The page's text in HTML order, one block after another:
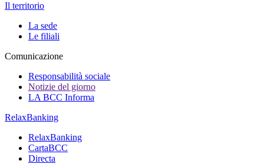
Il territorio
La sede
Le filiali
Comunicazione
Responsabilità sociale
Notizie del giorno
LA BCC Informa
RelaxBanking
RelaxBanking
CartaBCC
Directa